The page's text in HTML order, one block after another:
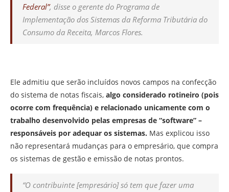
Federal”, disse o gerente do Programa de
Implementação dos Sistemas da Reforma Tributária do
Consumo da Receita, Marcos Flores.
Ele admitiu que serão incluídos novos campos na confecção
do sistema de notas fiscais, algo considerado rotineiro (pois
ocorre com frequência) e relacionado unicamente com o
trabalho desenvolvido pelas empresas de “software” –
responsáveis por adequar os sistemas. Mas explicou isso
não representará mudanças para o empresário, que compra
os sistemas de gestão e emissão de notas prontos.
“O contribuinte [empresário] só tem que fazer uma